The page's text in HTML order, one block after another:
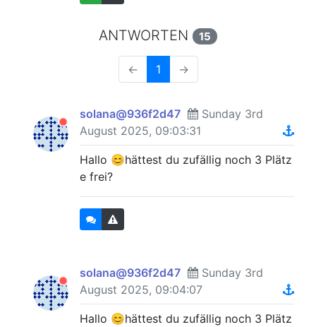
ANTWORTEN 15
← 1 →
solana@936f2d47
Sunday 3rd
August 2025, 09:03:31
Hallo 😊hättest du zufällig noch 3 Plätz
e frei?
solana@936f2d47
Sunday 3rd
August 2025, 09:04:07
Hallo 😊hättest du zufällig noch 3 Plätz